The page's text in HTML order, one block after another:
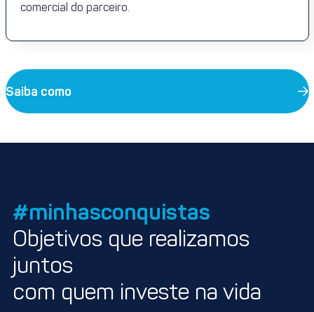
comercial do parceiro.
Saiba como
#minhasconquistas
Objetivos que realizamos
juntos
com quem investe na vida